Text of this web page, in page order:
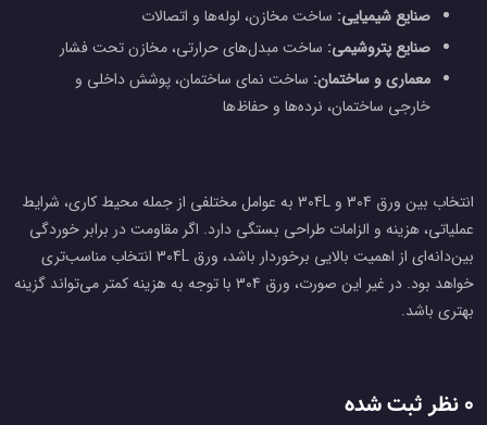
صنایع شیمیایی: ساخت مخازن، لوله‌ها و اتصالات
صنایع پتروشیمی: ساخت مبدل‌های حرارتی، مخازن تحت فشار
معماری و ساختمان: ساخت نمای ساختمان، پوشش داخلی و
خارجی ساختمان، نرده‌ها و حفاظ‌ها
انتخاب بین ورق 304 و 304L به عوامل مختلفی از جمله محیط کاری، شرایط
عملیاتی، هزینه و الزامات طراحی بستگی دارد. اگر مقاومت در برابر خوردگی
بین‌دانه‌ای از اهمیت بالایی برخوردار باشد، ورق 304L انتخاب مناسب‌تری
خواهد بود. در غیر این صورت، ورق 304 با توجه به هزینه کمتر می‌تواند گزینه
بهتری باشد.
0 نظر ثبت شده